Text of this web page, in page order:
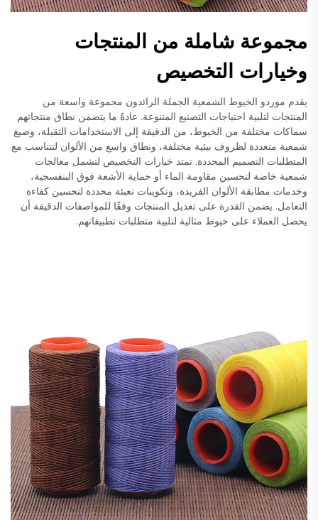
مجموعة شاملة من المنتجات
وخيارات التخصيص
يقدم موردو الخيوط الشمعية الجملة الرائدون مجموعة واسعة من
المنتجات لتلبية احتياجات التصنيع المتنوعة. عادةً ما يتضمن نطاق منتجاتهم
سماكات مختلفة من الخيوط، من الدقيقة إلى الاستخدامات الثقيلة، وصيغ
شمعية متعددة لظروف بيئية مختلفة، ونطاق واسع من الألوان لتتناسب مع
المتطلبات التصميم المحددة. تمتد خيارات التخصيص لتشمل معالجات
شمعية خاصة لتحسين مقاومة الماء أو حماية الأشعة فوق البنفسجية،
وخدمات مطابقة الألوان الفريدة، وتكوينات تعبئة محددة لتحسين كفاءة
التعامل. يضمن القدرة على تعديل المنتجات وفقًا للمواصفات الدقيقة أن
يحصل العملاء على خيوط مثالية لتلبية متطلبات تطبيقاتهم.